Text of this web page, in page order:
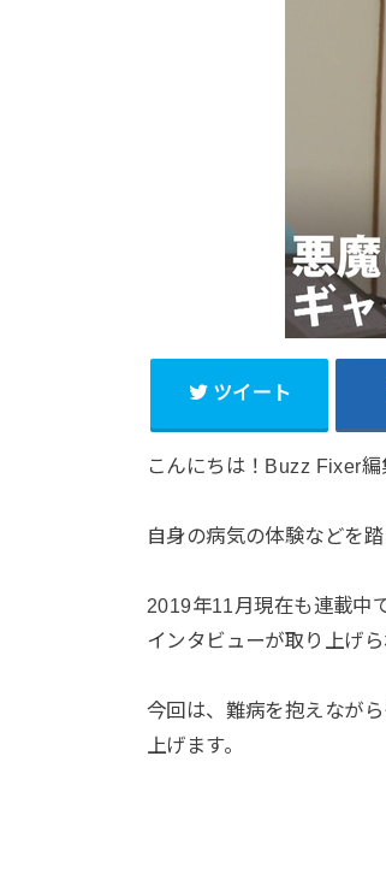
ツイート
こんにちは！Buzz Fixer編
自身の病気の体験などを
2019年11月現在も連載中
インタビューが取り上げら
今回は、難病を抱えなが
上げます。